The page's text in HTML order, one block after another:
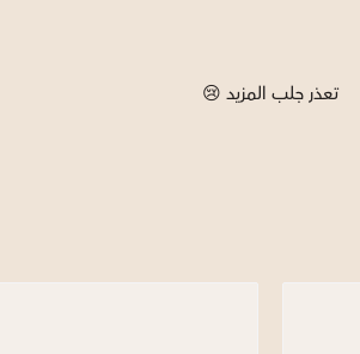
تعذر جلب المزيد 😢